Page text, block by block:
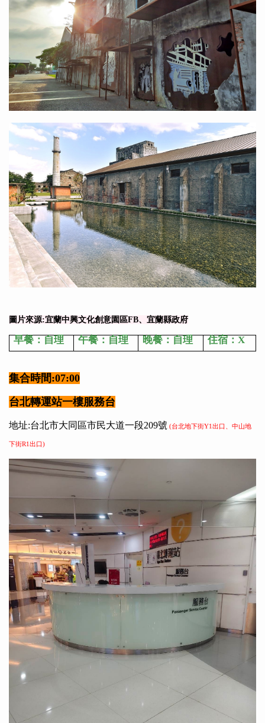
圖片來源:宜蘭中興文化創意園區FB、宜蘭縣政府
早餐：自理 午餐：自理 晚餐：自理 住宿：X
集合時間:07:00
台北轉運站一樓服務台
地址:台北市大同區市民大道一段209號 (台北地下街Y1出口、中山地
下街R1出口)